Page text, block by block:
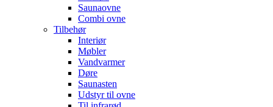
Saunaovne
Combi ovne
Tilbehør
Interiør
Møbler
Vandvarmer
Døre
Saunasten
Udstyr til ovne